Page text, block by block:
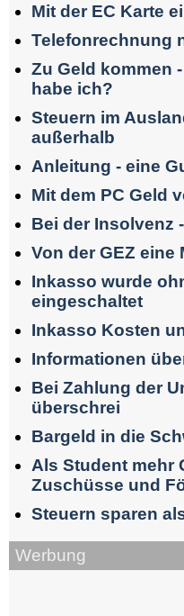
Mit der EC Karte
Telefonrechnung
Zu Geld kommen
habe ich?
Steuern im
außerhalb
Anleitung - eine
Mit dem PC Geld
Bei der Insolvenz
Von der GEZ eine
Inkasso wurde
eingeschaltet
Inkasso Kosten
Informationen
Bei Zahlung der
überschrei
Bargeld in die
Als Student mehr
Zuschüsse und
Steuern sparen
Werbung